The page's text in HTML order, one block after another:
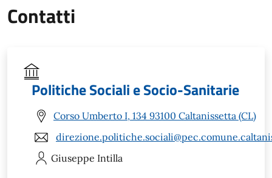
Contatti
Politiche Sociali e Socio-Sanitarie
Corso Umberto I, 134 93100 Caltanissetta (CL)
Giuseppe Intilla